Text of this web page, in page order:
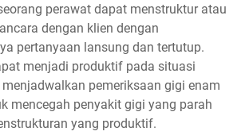
perawat dapat menstruktur atau
dengan klien dengan
pertanyaan lansung dan tertutup.
menjadi produktif pada situasi
pemeriksaan gigi enam
mencegah penyakit gigi yang parah
yang produktif.